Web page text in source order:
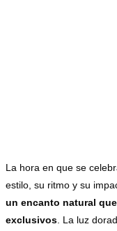
La hora en que se
estilo, su ritmo y su
un encanto natural
exclusivos . La luz